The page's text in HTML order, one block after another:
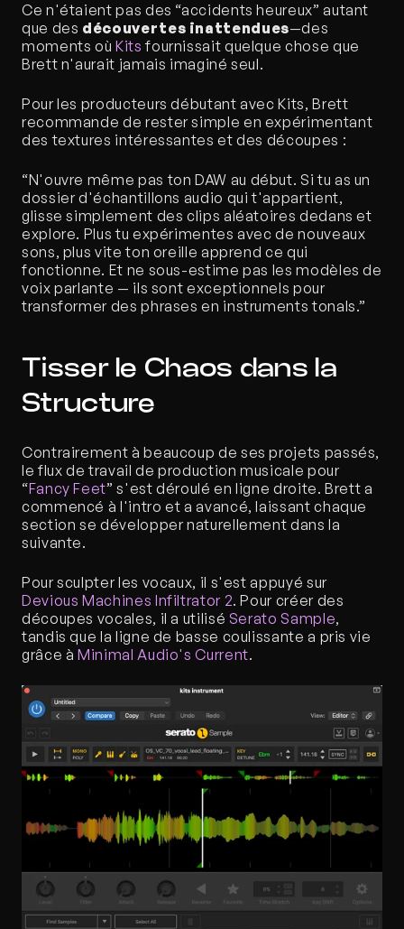
Ce n'étaient pas des “accidents heureux” autant
que des découvertes inattendues—des
moments où Kits fournissait quelque chose que
Brett n'aurait jamais imaginé seul.
Pour les producteurs débutant avec Kits, Brett
recommande de rester simple en expérimentant
des textures intéressantes et des découpes :
“N'ouvre même pas ton DAW au début. Si tu as un
dossier d'échantillons audio qui t'appartient,
glisse simplement des clips aléatoires dedans et
explore. Plus tu expérimentes avec de nouveaux
sons, plus vite ton oreille apprend ce qui
fonctionne. Et ne sous-estime pas les modèles de
voix parlante — ils sont exceptionnels pour
transformer des phrases en instruments tonals.”
Tisser le Chaos dans la
Structure
Contrairement à beaucoup de ses projets passés,
le flux de travail de production musicale pour
“Fancy Feet” s'est déroulé en ligne droite. Brett a
commencé à l'intro et a avancé, laissant chaque
section se développer naturellement dans la
suivante.
Devious Machines Infiltrator 2. Pour créer des
découpes vocales, il a utilisé Serato Sample,
tandis que la ligne de basse coulissante a pris vie
grâce à Minimal Audio's Current.